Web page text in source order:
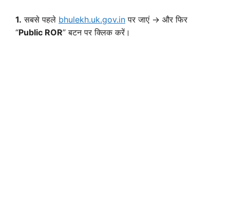
1. सबसे पहले bhulekh.uk.gov.in पर जाएं → और फिर
“Public ROR” बटन पर क्लिक करें।